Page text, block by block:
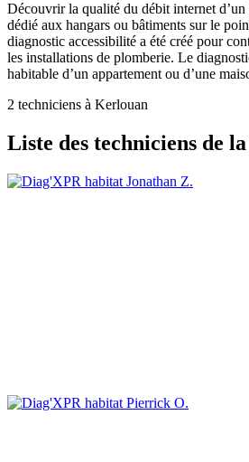
Découvrir la qualité du débit internet
dédié aux hangars ou bâtiments sur le
diagnostic accessibilité a été créé pour
les installations de plomberie. Le
habitable d’un appartement ou d’une
2 techniciens à Kerlouan
Liste des techniciens de
Jonathan Z.
Pierrick O.